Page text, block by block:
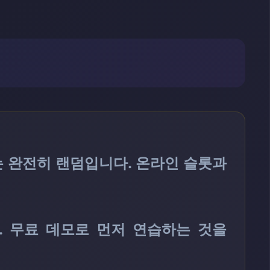
전히 랜덤입니다. ​온라인 슬롯과
무료 데모로 먼저 연습하는 것을